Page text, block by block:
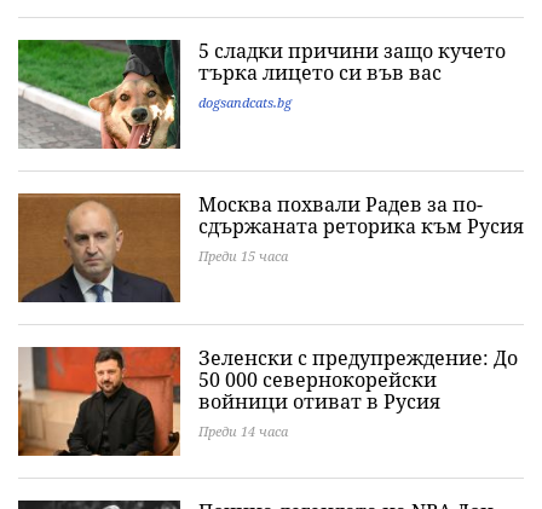
5 сладки причини защо кучето
търка лицето си във вас
dogsandcats.bg
Москва похвали Радев за по-
сдържаната реторика към Русия
Преди 15 часа
Зеленски с предупреждение: До
50 000 севернокорейски
войници отиват в Русия
Преди 14 часа